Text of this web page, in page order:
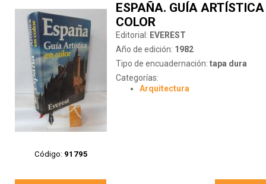
Código: 91795
ESPAÑA. GUÍA
COLOR
Editorial: EVEREST
Año de edición: 1982
Tipo de encuadernación: tapa dura
Categorías:
Arquitectura